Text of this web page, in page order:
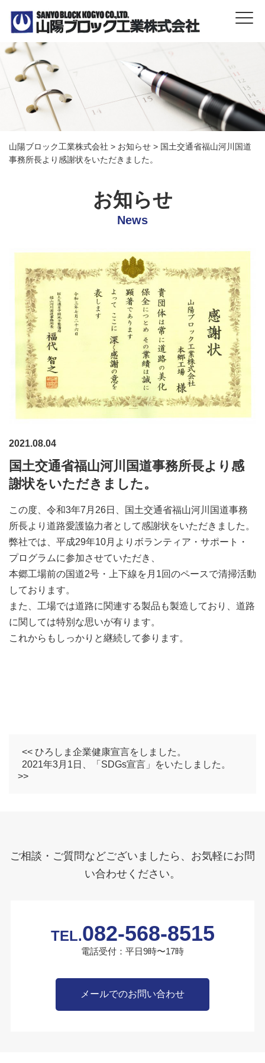
山陽ブロック工業株式会社 > お知らせ > 国土交通省福山河川国道
事務所長より感謝状をいただきました。
お知らせ
News
2021.08.04
国土交通省福山河川国道事務所長より感
謝状をいただきました。
この度、令和3年7月26日、国土交通省福山河川国道事務
所長より道路愛護協力者として感謝状をいただきました。
弊社では、平成29年10月よりボランティア・サポート・
プログラムに参加させていただき、
本郷工場前の国道2号・上下線を月1回のペースで清掃活動
しております。
また、工場では道路に関連する製品も製造しており、道路
に関しては特別な思いが有ります。
これからもしっかりと継続して参ります。
<< ひろしま企業健康宣言をしました。
2021年3月1日、「SDGs宣言」をいたしました。
>>
ご相談・ご質問などございましたら、お気軽にお問
い合わせください。
TEL.082-568-8515
電話受付：平日9時〜17時
メールでのお問い合わせ